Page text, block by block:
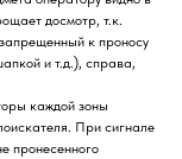
досмотр, т.к.
к проносу
и т.д.), справа,
каждой зоны
При сигнале
пронесенного